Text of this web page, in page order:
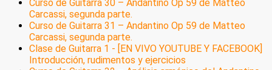
Curso de Guitarra 30 – Andantino Op 59 de Matteo
Carcassi, segunda parte.
Curso de Guitarra 31 – Andantino Op 59 de Matteo
Carcassi, segunda parte.
Clase de Guitarra 1 - [EN VIVO YOUTUBE Y FACEBOOK]
Introducción, rudimentos y ejercicios